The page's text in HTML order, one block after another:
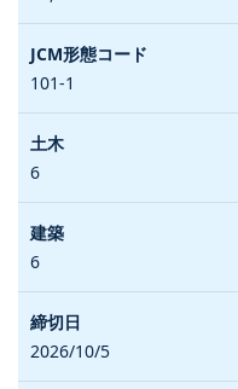
101-1
6
6
2026/10/5